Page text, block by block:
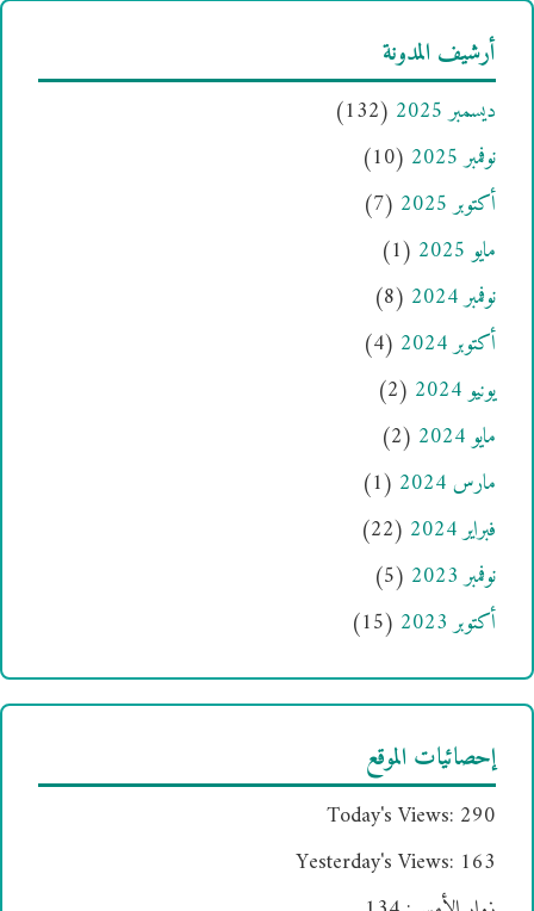
أرشيف المدونة
ديسمبر 2025
(132)
نوفمبر 2025
(10)
أكتوبر 2025
(7)
مايو 2025
(1)
نوفمبر 2024
(8)
أكتوبر 2024
(4)
يونيو 2024
(2)
مايو 2024
(2)
مارس 2024
(1)
فبراير 2024
(22)
نوفمبر 2023
(5)
أكتوبر 2023
(15)
إحصائيات الموقع
Today's Views: 290
Yesterday's Views: 163